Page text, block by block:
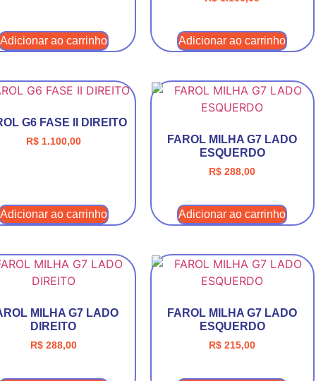
Adicionar ao carrinho Adicionar ao carrinho
G6 FASE II DIREITO
R$1.100,00
Adicionar ao carrinho
FAROL MILHA G7 LADO
ESQUERDO
R$ 288,00
Adicionar ao carrinho
MILHA G7 LADO
DIREITO
R$288,00
FAROL MILHA G7 LADO
ESQUERDO
R$ 215,00